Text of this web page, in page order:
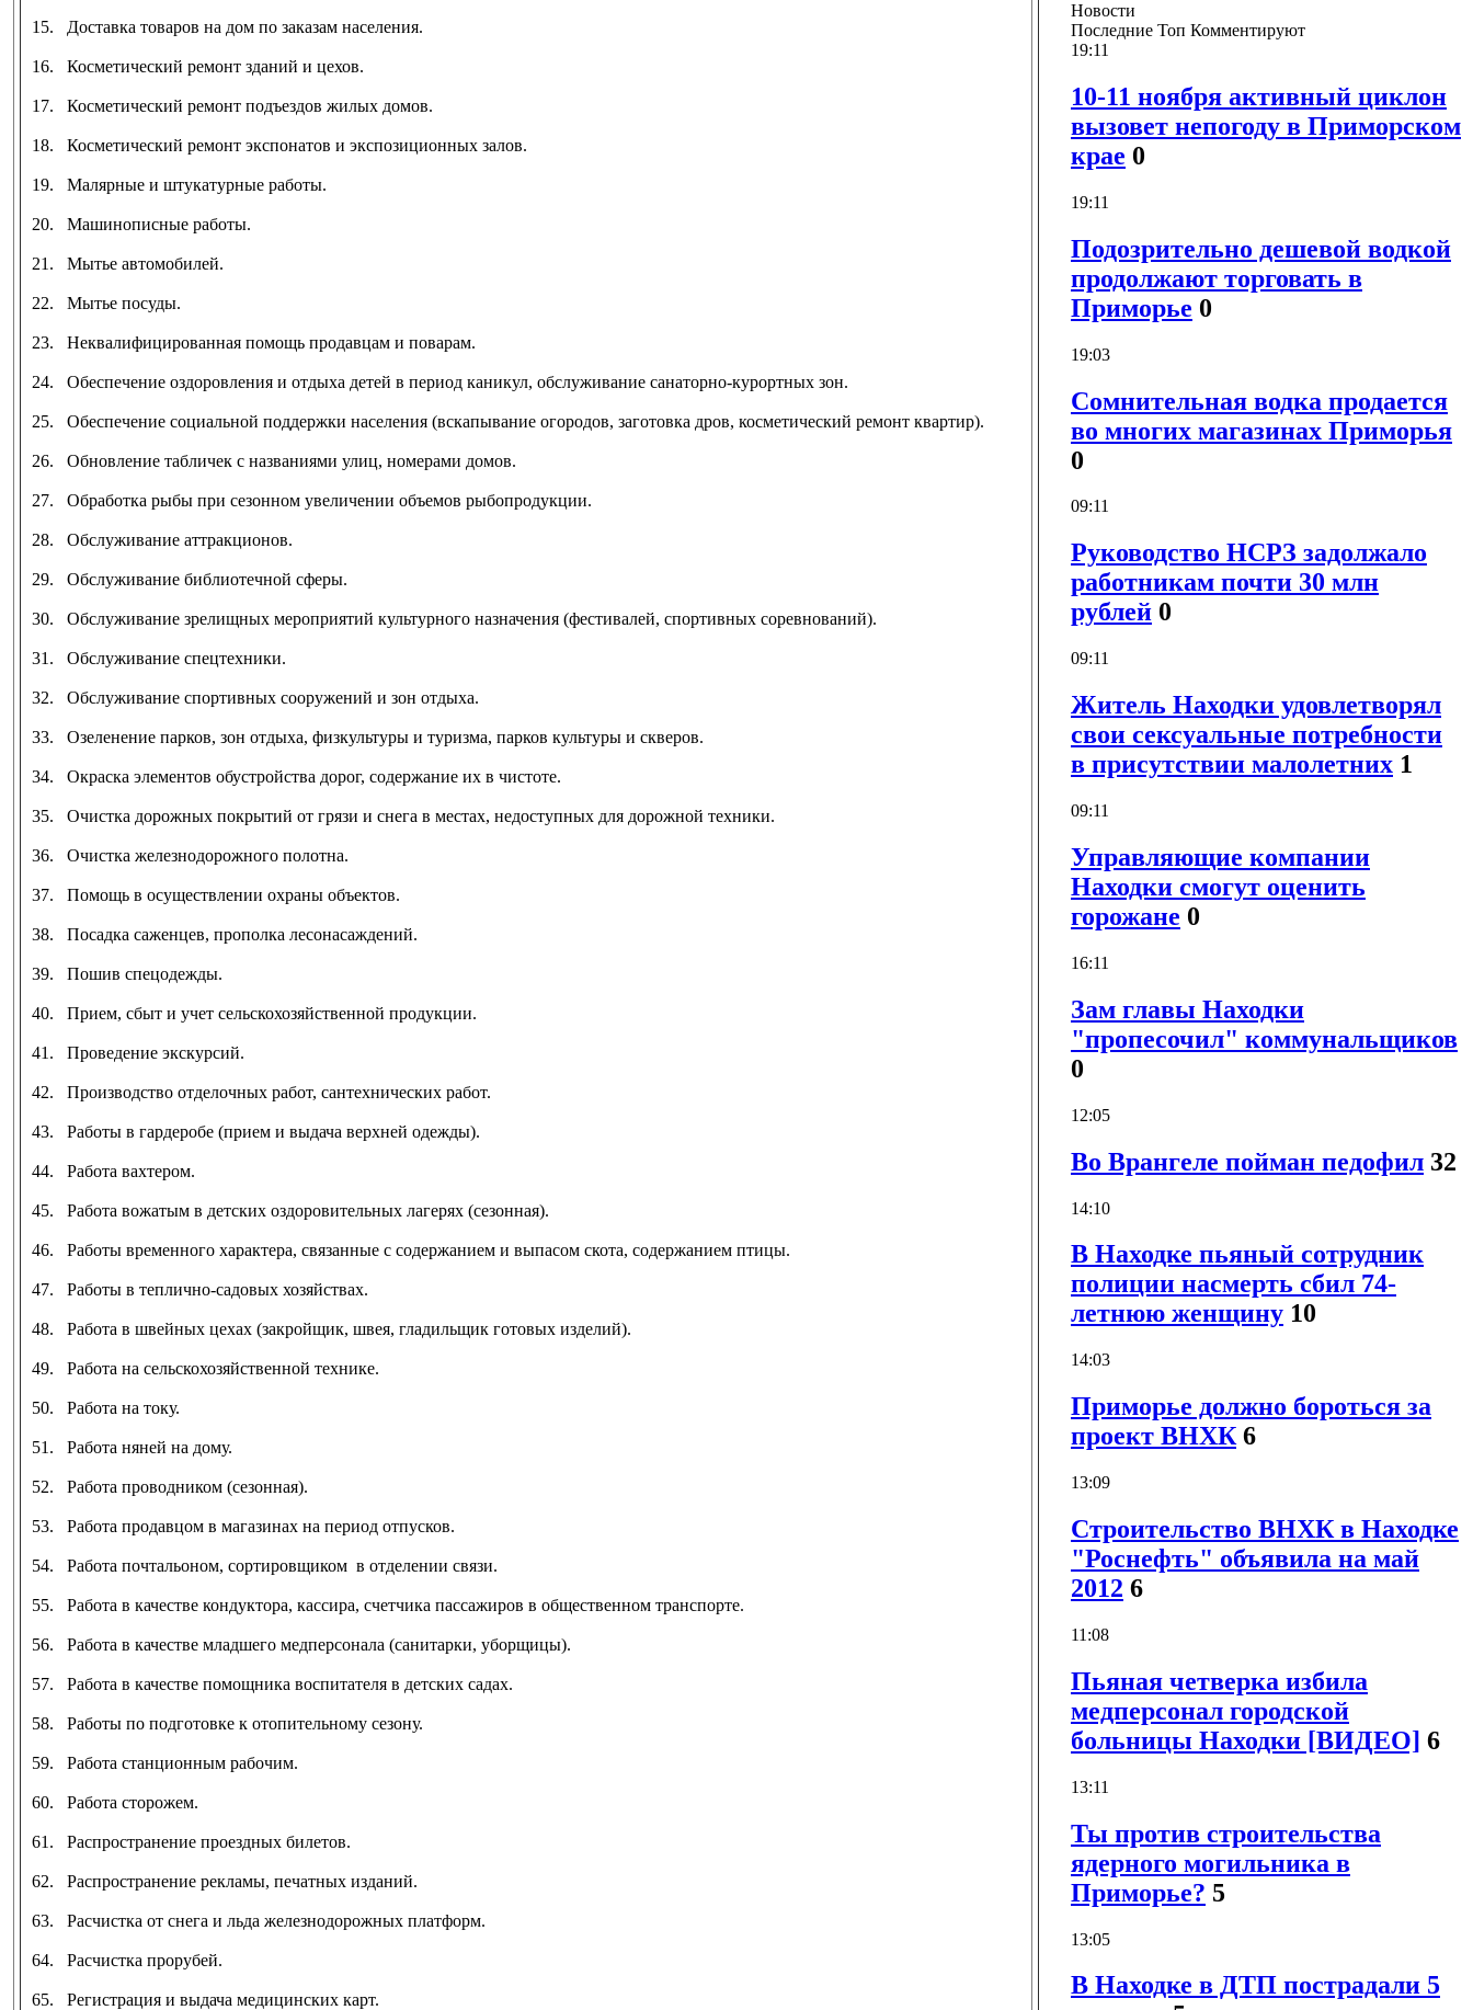
15. Доставка товаров на дом по заказам населения.
16. Косметический ремонт зданий и цехов.
17. Косметический ремонт подъездов жилых домов.
18. Косметический ремонт экспонатов и экспозиционных залов.
19. Малярные и штукатурные работы.
20. Машинописные работы.
21. Мытье автомобилей.
22. Мытье посуды.
23. Неквалифицированная помощь продавцам и поварам.
24. Обеспечение оздоровления и отдыха детей в период каникул, обслуживание санаторно-курортных зон.
25. Обеспечение социальной поддержки населения (вскапывание огородов, заготовка дров, косметический ремонт квартир).
26. Обновление табличек с названиями улиц, номерами домов.
27. Обработка рыбы при сезонном увеличении объемов рыбопродукции.
28. Обслуживание аттракционов.
29. Обслуживание библиотечной сферы.
30. Обслуживание зрелищных мероприятий культурного назначения (фестивалей, спортивных соревнований).
31. Обслуживание спецтехники.
32. Обслуживание спортивных сооружений и зон отдыха.
33. Озеленение парков, зон отдыха, физкультуры и туризма, парков культуры и скверов.
34. Окраска элементов обустройства дорог, содержание их в чистоте.
35. Очистка дорожных покрытий от грязи и снега в местах, недоступных для дорожной техники.
36. Очистка железнодорожного полотна.
37. Помощь в осуществлении охраны объектов.
38. Посадка саженцев, прополка лесонасаждений.
39. Пошив спецодежды.
40. Прием, сбыт и учет сельскохозяйственной продукции.
41. Проведение экскурсий.
42. Производство отделочных работ, сантехнических работ.
43. Работы в гардеробе (прием и выдача верхней одежды).
44. Работа вахтером.
45. Работа вожатым в детских оздоровительных лагерях (сезонная).
46. Работы временного характера, связанные с содержанием и выпасом скота, содержанием птицы.
47. Работы в теплично-садовых хозяйствах.
48. Работа в швейных цехах (закройщик, швея, гладильщик готовых изделий).
49. Работа на сельскохозяйственной технике.
50. Работа на току.
51. Работа няней на дому.
52. Работа проводником (сезонная).
53. Работа продавцом в магазинах на период отпусков.
54. Работа почтальоном, сортировщиком в отделении связи.
55. Работа в качестве кондуктора, кассира, счетчика пассажиров в общественном транспорте.
56. Работа в качестве младшего медперсонала (санитарки, уборщицы).
57. Работа в качестве помощника воспитателя в детских садах.
58. Работы по подготовке к отопительному сезону.
59. Работа станционным рабочим.
60. Работа сторожем.
61. Распространение проездных билетов.
62. Распространение рекламы, печатных изданий.
63. Расчистка от снега и льда железнодорожных платформ.
64. Расчистка прорубей.
65. Регистрация и выдача медицинских карт.
Новости
Последние Топ Комментируют
19:11
10-11 ноября активный циклон
вызовет непогоду в Приморском
крае 0
19:11
Подозрительно дешевой водкой
продолжают торговать в
Приморье 0
19:03
Сомнительная водка продается
во многих магазинах Приморья
0
09:11
Руководство НСРЗ задолжало
работникам почти 30 млн
рублей 0
09:11
Житель Находки удовлетворял
свои сексуальные потребности
в присутствии малолетних 1
09:11
Управляющие компании
Находки смогут оценить
горожане 0
16:11
Зам главы Находки
"пропесочил" коммунальщиков
0
12:05
Во Врангеле пойман педофил 32
14:10
В Находке пьяный сотрудник
полиции насмерть сбил 74-
летнюю женщину 10
14:03
Приморье должно бороться за
проект ВНХК 6
13:09
Строительство ВНХК в Находке
"Роснефть" объявила на май
2012 6
11:08
Пьяная четверка избила
медперсонал городской
больницы Находки [ВИДЕО] 6
13:11
Ты против строительства
ядерного могильника в
Приморье? 5
13:05
В Находке в ДТП пострадали 5